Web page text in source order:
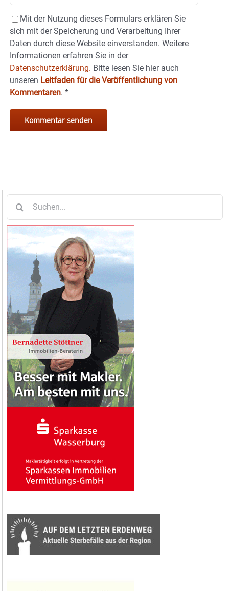
Mit der Nutzung dieses Formulars erklären Sie
sich mit der Speicherung und Verarbeitung Ihrer
Daten durch diese Website einverstanden. Weitere
Informationen erfahren Sie in der
Datenschutzerklärung. Bitte lesen Sie hier auch
unseren Leitfaden für die Veröffentlichung von
Kommentaren. *
nach: